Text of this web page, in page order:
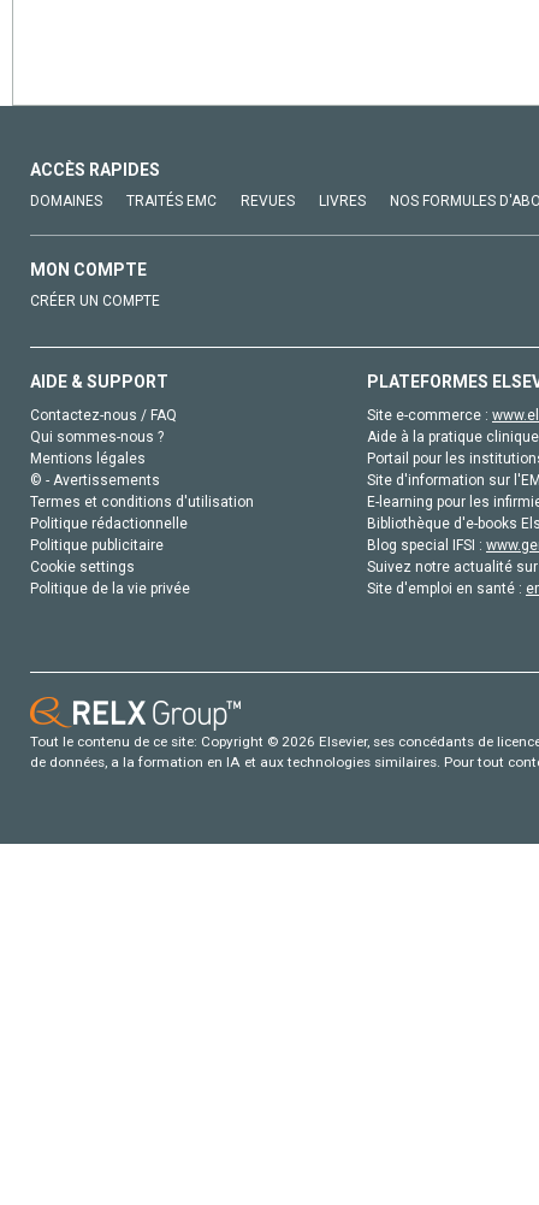
ACCÈS RAPIDES
DOMAINES TRAITÉS EMC REVUES LIVRES NOS FORMULES
MON COMPTE
CRÉER UN COMPTE
AIDE & SUPPORT
Contactez-nous / FAQ
Qui sommes-nous ?
Mentions légales
© - Avertissements
Termes et conditions d'utilisation
Politique rédactionnelle
Politique publicitaire
Cookie settings
Politique de la vie privée
PLATEFORMES
Site e-commerce :
Aide à la pratique
Portail pour les
Site d'information sur
E-learning pour les
Bibliothèque d'e-books
Blog special IFSI :
Suivez notre actualité
Site d'emploi en santé :
Tout le contenu de ce site: Copyright © 2026 Elsevier, ses concédants de
de données, a la formation en IA et aux technologies similaires. Pour tout